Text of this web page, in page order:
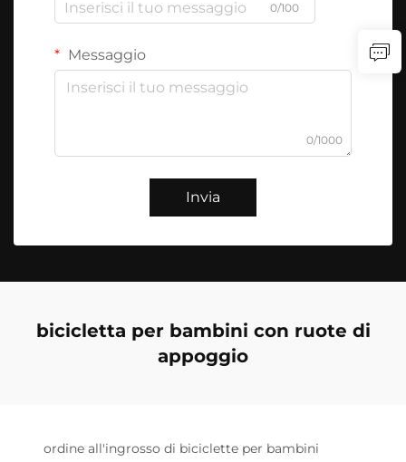
0/100
Messaggio
0/1000
Invia
bicicletta per bambini con ruote di
appoggio
ordine all'ingrosso di biciclette per bambini